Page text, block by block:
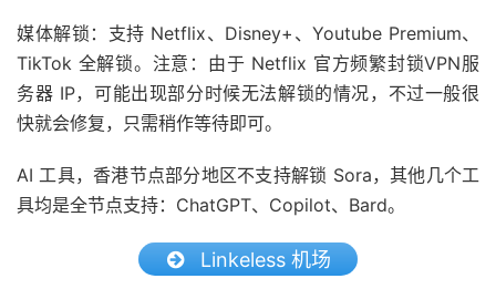
媒体解锁：支持 Netflix、Disney+、Youtube Premium、
TikTok 全解锁。注意：由于 Netflix 官方频繁封锁VPN服
务器 IP，可能出现部分时候无法解锁的情况，不过一般很
快就会修复，只需稍作等待即可。
AI 工具，香港节点部分地区不支持解锁 Sora，其他几个工
具均是全节点支持：ChatGPT、Copilot、Bard。
Linkeless 机场